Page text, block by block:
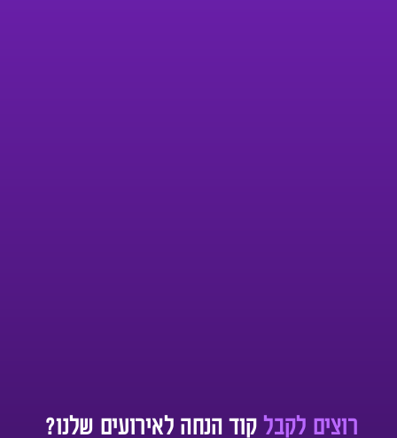
רוצים לקבל קוד הנחה לאירועים שלנו?